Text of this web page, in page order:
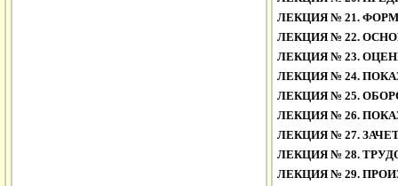
ЛЕКЦИЯ № 21.
ЛЕКЦИЯ № 22.
ЛЕКЦИЯ № 23.
ЛЕКЦИЯ № 24.
ЛЕКЦИЯ № 25.
ЛЕКЦИЯ № 26.
ЛЕКЦИЯ № 27.
ЛЕКЦИЯ № 28.
ЛЕКЦИЯ № 29.